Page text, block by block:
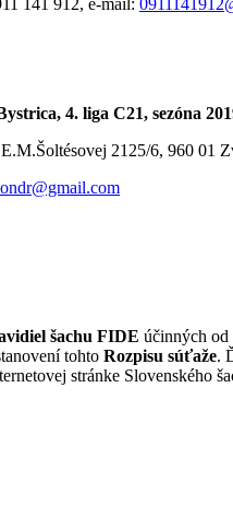
141 912, e-mail:
4. liga C21, sezóna
2125/6, 960 01
šachu FIDE účinných
tohto Rozpisu súťaže.
stránke Slovenského